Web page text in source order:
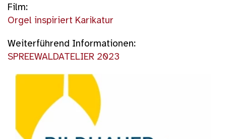
Film:
Orgel inspiriert Karikatur
Weiterführend Informationen:
SPREEWALDATELIER 2023